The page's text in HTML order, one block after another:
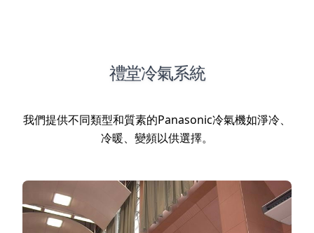
禮堂冷氣系統
我們提供不同類型和質素的Panasonic冷氣機如淨冷、
冷暖、變頻以供選擇。